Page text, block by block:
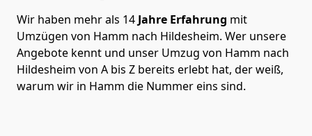
Wir haben mehr als 14 Jahre Erfahrung mit
Umzügen von Hamm nach Hildesheim. Wer unsere
Angebote kennt und unser Umzug von Hamm nach
Hildesheim von A bis Z bereits erlebt hat, der weiß,
warum wir in Hamm die Nummer eins sind.